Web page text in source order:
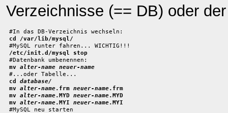
Verzeichnisse (== DB) oder
cd /var/lib/mysql/
/etc/init.d/mysql stop
mv alter-name neuer-name
cd database/
mv alter-name.frm neuer-name.frm
mv alter-name.MYD neuer-name.MYD
mv alter-name.MYI neuer-name.MYI